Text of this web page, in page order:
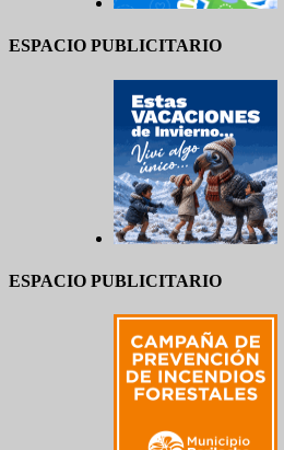
ESPACIO PUBLICITARIO
ESPACIO PUBLICITARIO